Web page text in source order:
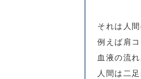
それは人
例えば肩
血液の流
人間は二